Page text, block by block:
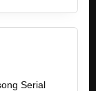
Serial